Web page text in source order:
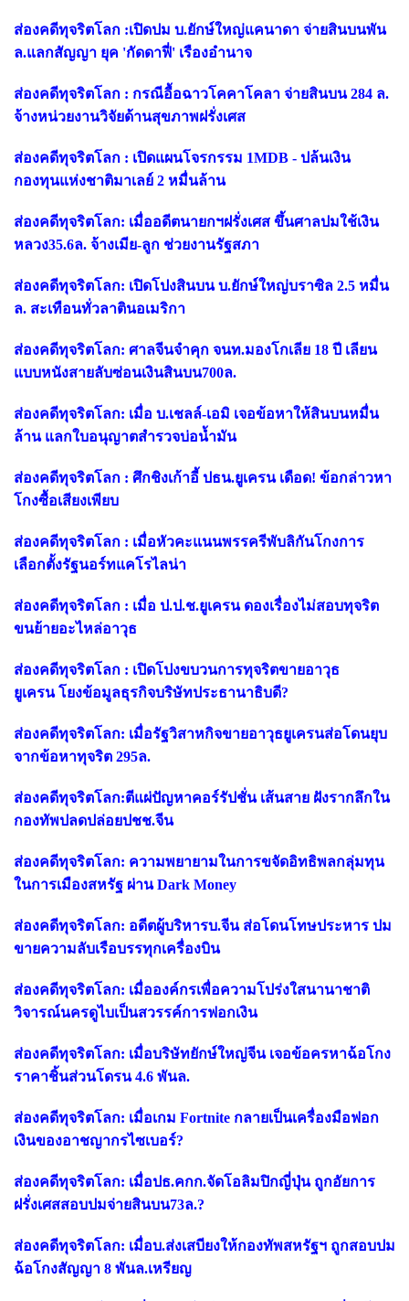
ส่องคดีทุจริตโลก :เปิดปม บ.ยักษ์ใหญ่แคนาดา จ่ายสินบนพัน
ล.แลกสัญญา ยุค 'กัดดาฟี่' เรืองอำนาจ
ส่องคดีทุจริตโลก : กรณีอื้อฉาวโคคาโคลา จ่ายสินบน 284 ล.
จ้างหน่วยงานวิจัยด้านสุขภาพฝรั่งเศส
ส่องคดีทุจริตโลก : เปิดแผนโจรกรรม 1MDB - ปล้นเงิน
กองทุนแห่งชาติมาเลย์ 2 หมื่นล้าน
ส่องคดีทุจริตโลก: เมื่ออดีตนายกฯฝรั่งเศส ขึ้นศาลปมใช้เงิน
หลวง35.6ล. จ้างเมีย-ลูก ช่วยงานรัฐสภา
ส่องคดีทุจริตโลก: เปิดโปงสินบน บ.ยักษ์ใหญ่บราซิล 2.5 หมื่น
ล. สะเทือนทั่วลาตินอเมริกา
ส่องคดีทุจริตโลก: ศาลจีนจำคุก จนท.มองโกเลีย 18 ปี เลียน
แบบหนังสายลับซ่อนเงินสินบน700ล.
ส่องคดีทุจริตโลก: เมื่อ บ.เชลล์-เอมิ เจอข้อหาให้สินบนหมื่น
ล้าน แลกใบอนุญาตสำรวจบ่อน้ำมัน
ส่องคดีทุจริตโลก : ศึกชิงเก้าอี้ ปธน.ยูเครน เดือด! ข้อกล่าวหา
โกงซื้อเสียงเพียบ
ส่องคดีทุจริตโลก : เมื่อหัวคะแนนพรรครีพับลิกันโกงการ
เลือกตั้งรัฐนอร์ทแคโรไลน่า
ส่องคดีทุจริตโลก : เมื่อ ป.ป.ช.ยูเครน ดองเรื่องไม่สอบทุจริต
ขนย้ายอะไหล่อาวุธ
ส่องคดีทุจริตโลก : เปิดโปงขบวนการทุจริตขายอาวุธ
ยูเครน โยงข้อมูลธุรกิจบริษัทประธานาธิบดี?
ส่องคดีทุจริตโลก: เมื่อรัฐวิสาหกิจขายอาวุธยูเครนส่อโดนยุบ
จากข้อหาทุจริต 295ล.
ส่องคดีทุจริตโลก:ตีแผ่ปัญหาคอร์รัปชั่น เส้นสาย ฝังรากลึกใน
กองทัพปลดปล่อยปชช.จีน
ส่องคดีทุจริตโลก: ความพยายามในการขจัดอิทธิพลกลุ่มทุน
ในการเมืองสหรัฐ ผ่าน Dark Money
ส่องคดีทุจริตโลก: อดีตผู้บริหารบ.จีน ส่อโดนโทษประหาร ปม
ขายความลับเรือบรรทุกเครื่องบิน
ส่องคดีทุจริตโลก: เมื่อองค์กรเพื่อความโปร่งใสนานาชาติ
วิจารณ์นครดูไบเป็นสวรรค์การฟอกเงิน
ส่องคดีทุจริตโลก: เมื่อบริษัทยักษ์ใหญ่จีน เจอข้อครหาฉ้อโกง
ราคาชิ้นส่วนโดรน 4.6 พันล.
ส่องคดีทุจริตโลก: เมื่อเกม Fortnite กลายเป็นเครื่องมือฟอก
เงินของอาชญากรไซเบอร์?
ส่องคดีทุจริตโลก: เมื่อปธ.คกก.จัดโอลิมปิกญี่ปุ่น ถูกอัยการ
ฝรั่งเศสสอบปมจ่ายสินบน73ล.?
ส่องคดีทุจริตโลก: เมื่อบ.ส่งเสบียงให้กองทัพสหรัฐฯ ถูกสอบปม
ฉ้อโกงสัญญา 8 พันล.เหรียญ